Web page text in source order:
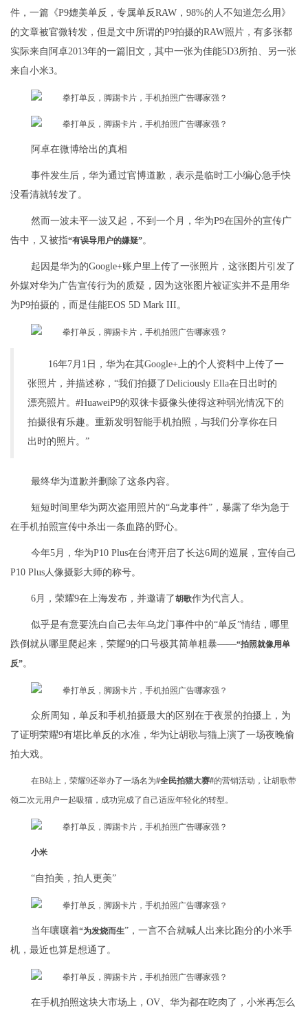
件，一篇《P9媲美单反，专属单反RAW，98%的人不知道怎么用》
的文章被官微转发，但是文中所谓的P9拍摄的RAW照片，有多张都
实际来自阿卓2013年的一篇旧文，其中一张为佳能5D3所拍、另一张
来自小米3。
阿卓在微博给出的真相
事件发生后，华为通过官博道歉，表示是临时工小编心急手快
没看清就转发了。
然而一波未平一波又起，不到一个月，华为P9在国外的宣传广
告中，又被指“有误导用户的嫌疑”。
起因是华为的Google+账户里上传了一张照片，这张图片引发了
外媒对华为广告宣传行为的质疑，因为这张图片被证实并不是用华
为P9拍摄的，而是佳能EOS 5D Mark III。
16年7月1日，华为在其Google+上的个人资料中上传了一
张照片，并描述称，“我们拍摄了Deliciously Ella在日出时的
漂亮照片。#HuaweiP9的双徕卡摄像头使得这种弱光情况下的
拍摄很有乐趣。重新发明智能手机拍照，与我们分享你在日
出时的照片。”
最终华为道歉并删除了这条内容。
短短时间里华为两次盗用照片的“乌龙事件”，暴露了华为急于
在手机拍照宣传中杀出一条血路的野心。
今年5月，华为P10 Plus在台湾开启了长达6周的巡展，宣传自己
P10 Plus人像摄影大师的称号。
6月，荣耀9在上海发布，并邀请了胡歌作为代言人。
似乎是有意要洗白自己去年乌龙门事件中的“单反”情结，哪里
跌倒就从哪里爬起来，荣耀9的口号极其简单粗暴——“拍照就像用单
反”。
众所周知，单反和手机拍摄最大的区别在于夜景的拍摄上，为
了证明荣耀9有堪比单反的水准，华为让胡歌与猫上演了一场夜晚偷
拍大戏。
在B站上，荣耀9还举办了一场名为#全民拍猫大赛#的营销活动，让胡歌带
领二次元用户一起吸猫，成功完成了自己适应年轻化的转型。
小米
“自拍美，拍人更美”
当年嚷嚷着“为发烧而生”，一言不合就喊人出来比跑分的小米手
机，最近也算是想通了。
在手机拍照这块大市场上，OV、华为都在吃肉了，小米再怎么